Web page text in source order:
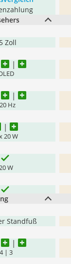
Zoll
Hz
20 W
W
Standfuß
4 | 3